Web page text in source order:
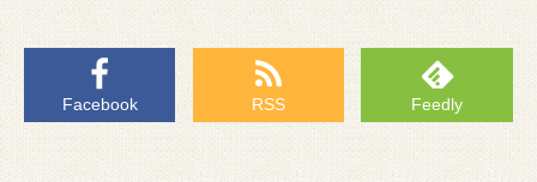
Facebook RSS Feedly